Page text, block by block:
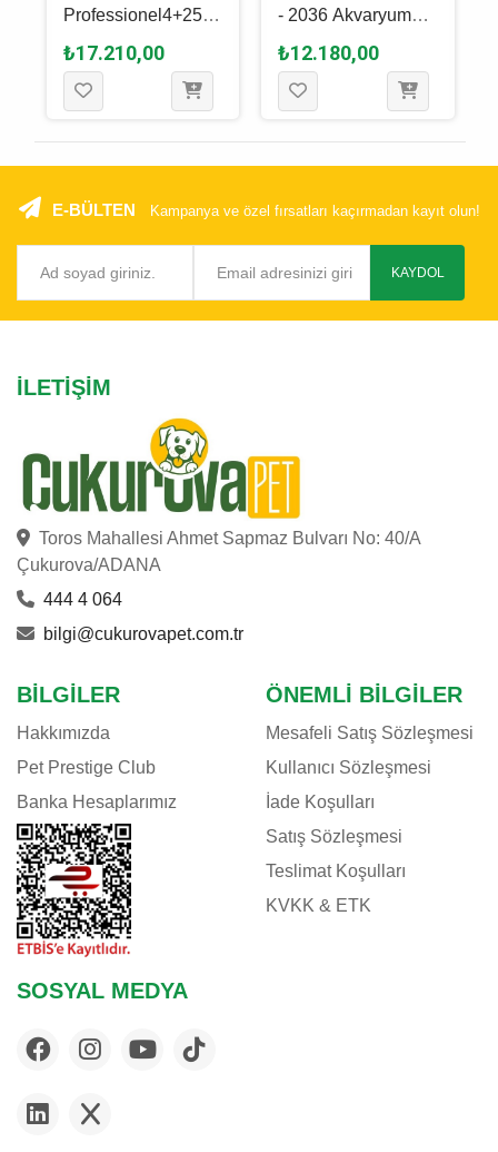
Professionel4+250 -
2271 Akvaryum Dış
Filtre
₺17.210,00
- 2036 Akvaryum
Dış Filtre
₺12.180,00
E-BÜLTEN Kampanya ve özel fırsatları kaçırmadan kayıt olun!
KAYDOL
İLETIŞIM
Toros Mahallesi Ahmet Sapmaz Bulvarı No: 40/A
Çukurova/ADANA
444 4 064
bilgi@cukurovapet.com.tr
BILGILER
Hakkımızda
Pet Prestige Club
Banka Hesaplarımız
ÖNEMLI BILGILER
Mesafeli Satış Sözleşmesi
Kullanıcı Sözleşmesi
İade Koşulları
Satış Sözleşmesi
Teslimat Koşulları
KVKK & ETK
SOSYAL MEDYA